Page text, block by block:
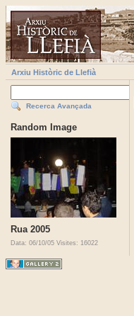
Arxiu Històric de Llefià
Recerca Avançada
Random Image
Rua 2005
Data: 06/10/05 Visites: 16022